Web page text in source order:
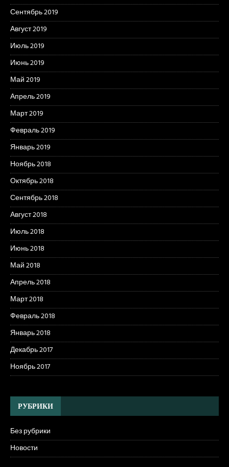
Сентябрь 2019
Август 2019
Июль 2019
Июнь 2019
Май 2019
Апрель 2019
Март 2019
Февраль 2019
Январь 2019
Ноябрь 2018
Октябрь 2018
Сентябрь 2018
Август 2018
Июль 2018
Июнь 2018
Май 2018
Апрель 2018
Март 2018
Февраль 2018
Январь 2018
Декабрь 2017
Ноябрь 2017
РУБРИКИ
Без рубрики
Новости